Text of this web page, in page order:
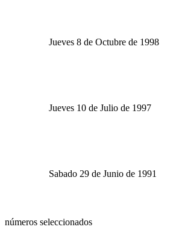
Jueves 8 de Octubre de 1998
Jueves 10 de Julio de 1997
Sabado 29 de Junio de 1991
números seleccionados